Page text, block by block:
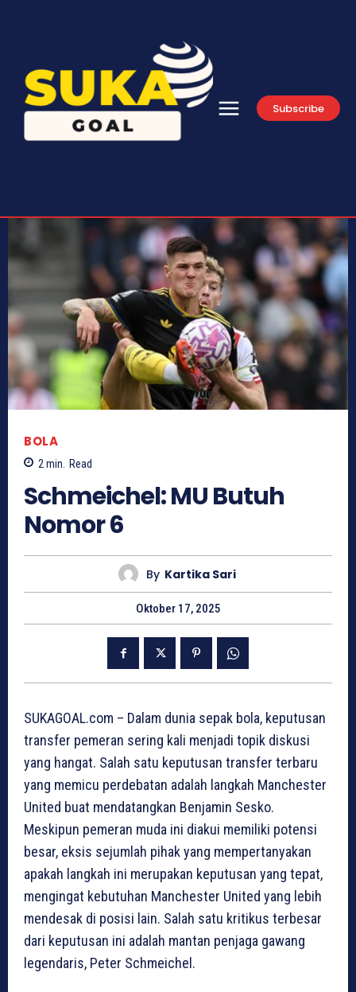
Subscribe
BOLA
2min. Read
Schmeichel: MU Butuh
Nomor 6
By Kartika Sari
Oktober 17, 2025
SUKAGOAL.com – Dalam dunia sepak bola, keputusan
transfer pemeran sering kali menjadi topik diskusi
yang hangat. Salah satu keputusan transfer terbaru
yang memicu perdebatan adalah langkah Manchester
United buat mendatangkan Benjamin Sesko.
Meskipun pemeran muda ini diakui memiliki potensi
besar, eksis sejumlah pihak yang mempertanyakan
apakah langkah ini merupakan keputusan yang tepat,
mengingat kebutuhan Manchester United yang lebih
mendesak di posisi lain. Salah satu kritikus terbesar
dari keputusan ini adalah mantan penjaga gawang
legendaris, Peter Schmeichel.